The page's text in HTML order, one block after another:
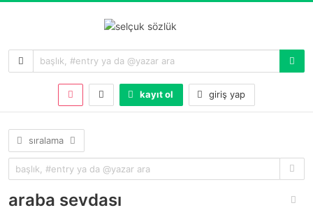
kayıt ol giriş yap
sıralama
araba sevdası